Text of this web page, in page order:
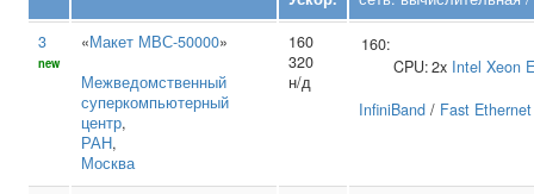
3
new
«Макет МВС-50000»
Межведомственный
суперкомпьютерный
центр,
РАН,
Москва
160
320
н/д
160:
CPU:2x Intel Xeon
InfiniBand / Fast Ethernet